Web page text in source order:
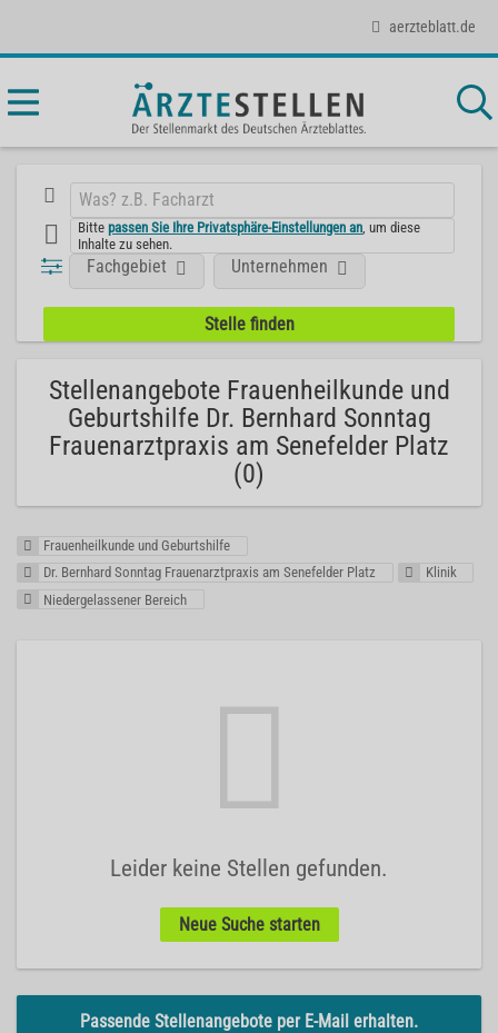
aerzteblatt.de
Bittepassen Sie Ihre Privatsphäre-Einstellungen an , um diese
Inhalte zu sehen.
Fachgebiet Unternehmen
Stellenangebote Frauenheilkunde und
Geburtshilfe Dr. Bernhard Sonntag
Frauenarztpraxis am Senefelder Platz
(0)
Frauenheilkunde und Geburtshilfe
Dr. Bernhard Sonntag Frauenarztpraxis am Senefelder Platz
Klinik
Niedergelassener Bereich
Leider keine Stellen gefunden.
Neue Suche starten
Passende Stellenangebote per E-Mail erhalten.